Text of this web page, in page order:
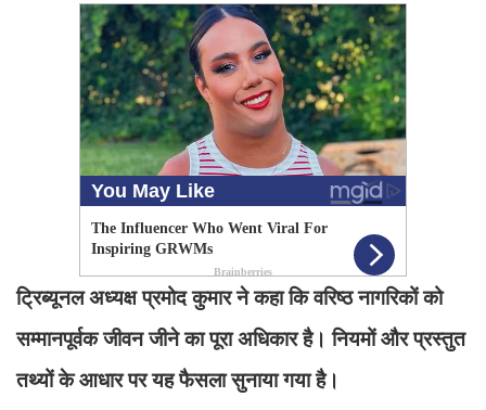
ट्रिब्यूनल अध्यक्ष प्रमोद कुमार ने कहा कि वरिष्ठ नागरिकों को
सम्मानपूर्वक जीवन जीने का पूरा अधिकार है। नियमों और प्रस्तुत
तथ्यों के आधार पर यह फैसला सुनाया गया है।